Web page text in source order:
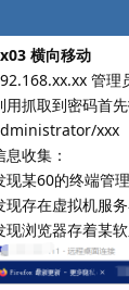
横向移动
管理
用抓取到密码首
xxx
息收集：
现某60的终端管
现存在虚拟机服
现浏览器存着某